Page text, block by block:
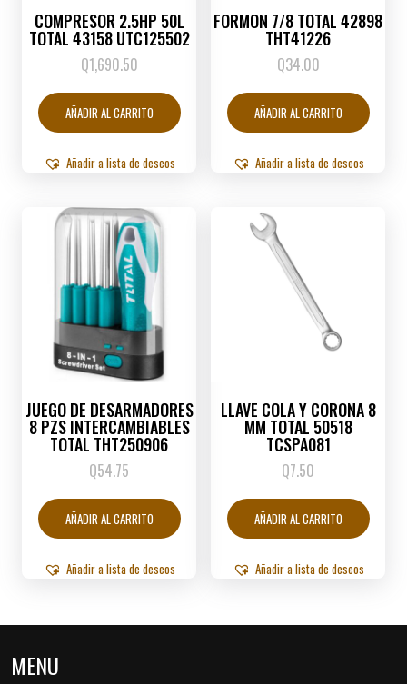
COMPRESOR 2.5HP 50L
TOTAL 43158 UTC125502
Q1,690.50
AÑADIR AL CARRITO
Añadir a lista de deseos
FORMON 7/8 TOTAL 42898
THT41226
Q34.00
AÑADIR AL CARRITO
Añadir a lista de deseos
JUEGO DE DESARMADORES
8 PZS INTERCAMBIABLES
TOTAL THT250906
Q54.75
AÑADIR AL CARRITO
Añadir a lista de deseos
LLAVE COLA Y CORONA 8
MM TOTAL 50518
TCSPA081
Q7.50
AÑADIR AL CARRITO
Añadir a lista de deseos
MENU